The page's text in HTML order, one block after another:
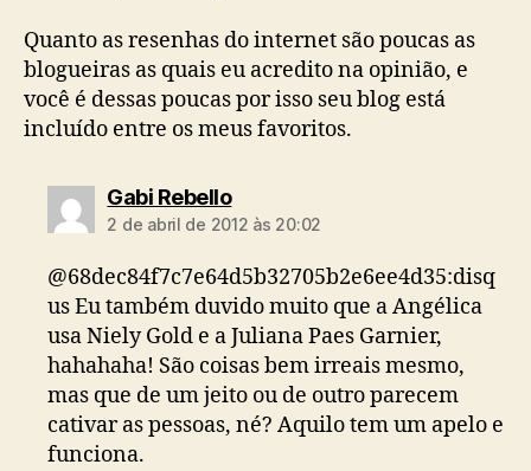
Quanto as resenhas do internet são poucas as
blogueiras as quais eu acredito na opinião, e
você é dessas poucas por isso seu blog está
incluído entre os meus favoritos.
Gabi Rebellodiz:
2 de abril de 2012 às 20:02
@68dec84f7c7e64d5b32705b2e6ee4d35:disq
us Eu também duvido muito que a Angélica
usa Niely Gold e a Juliana Paes Garnier,
hahahaha! São coisas bem irreais mesmo,
mas que de um jeito ou de outro parecem
cativar as pessoas, né? Aquilo tem um apelo e
funciona.